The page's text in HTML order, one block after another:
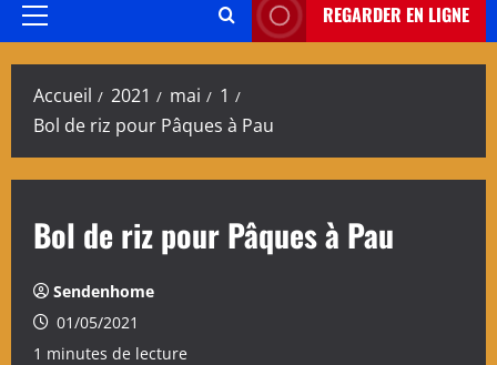
Menu
REGARDER EN LIGNE
Accueil 2021 mai
1
Bol de riz pour Pâques à Pau
Bol de riz pour Pâques à Pau
Sendenhome
01/05/2021
1 minutes de lecture